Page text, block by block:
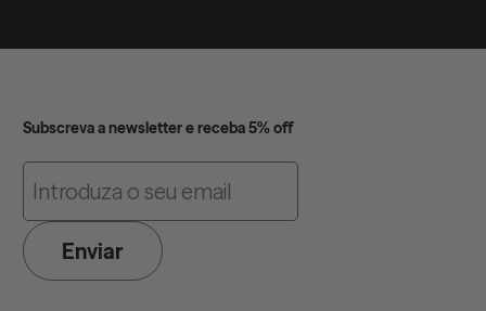
Subscreva a newsletter e receba 5% off
Enviar